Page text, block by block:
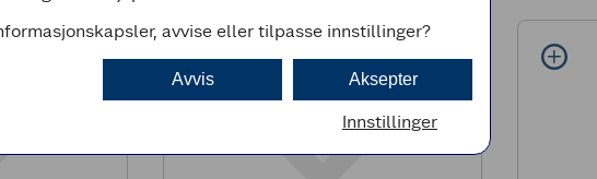
avvise eller tilpasse innstillinger?
Aksepter
Avvis
Innstillinger